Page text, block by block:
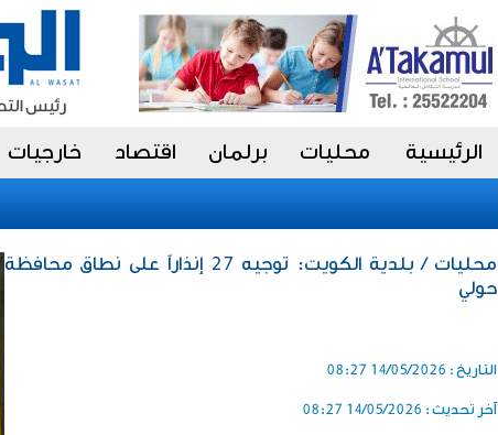
الرئيسية محليات برلمان اقتصاد خارجيات
محليات / بلدية الكويت: توجيه 27 إنذاراً على نطاق محافظة
حولي
التاريخ : 14/05/2026 08:27
آخر تحديث : 14/05/2026 08:27